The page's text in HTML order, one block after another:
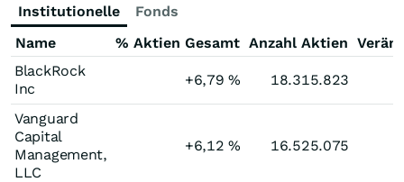
Institutionelle
Fonds
Name
% Aktien Gesamt Anzahl Aktien
BlackRock
Inc
+6,79% 18.315.823
Vanguard
Capital
Management,
LLC
+6,12% 16.525.075